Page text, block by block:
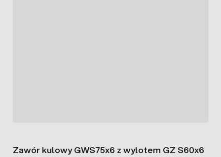
Zawór kulowy GWS75x6 z wylotem GZ S60x6